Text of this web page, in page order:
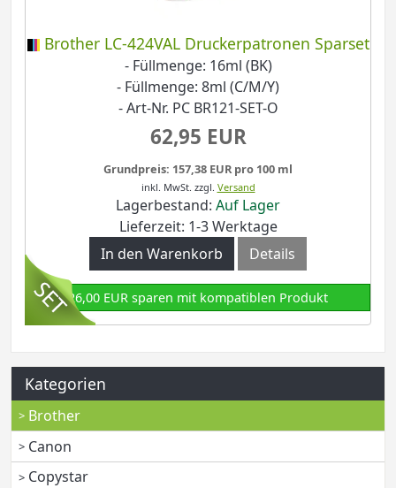
Brother LC-424VAL Druckerpatronen Sparset
- Füllmenge: 16ml (BK)
- Füllmenge: 8ml (C/M/Y)
- Art-Nr. PC BR121-SET-O
62,95 EUR
Grundpreis: 157,38 EUR pro 100 ml
inkl. MwSt. zzgl. Versand
Lagerbestand: Auf Lager
Lieferzeit: 1-3 Werktage
In den Warenkorb
Details
26,00 EUR sparen mit kompatiblen Produkt
Kategorien
Brother
Canon
Copystar